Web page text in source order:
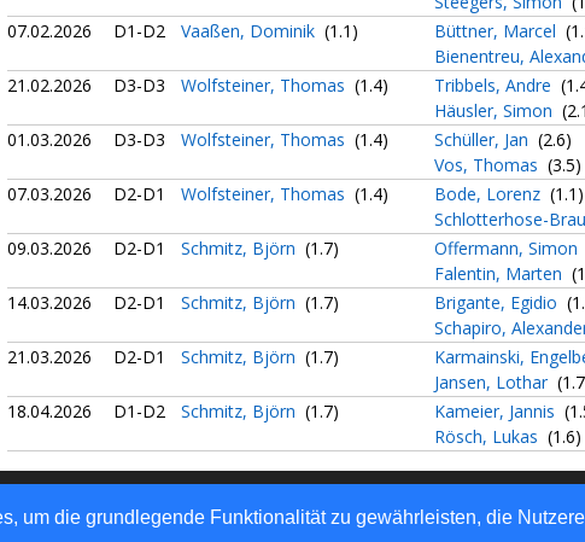
um die grundlegende Funktionalität zu gewährleisten, die
07.02.2026 D1-D2 Vaaßen, Dominik (1.1) Büttner, Marcel
Bienentreu,
21.02.2026 D3-D3 Wolfsteiner, Thomas (1.4) Tribbels, Andre
Häusler, Simon
01.03.2026 D3-D3 Wolfsteiner, Thomas (1.4) Schüller, Jan (2.6)
Vos, Thomas (3.5)
07.03.2026 D2-D1 Wolfsteiner, Thomas (1.4) Bode, Lorenz (1.1)
Schlotterhose-
09.03.2026 D2-D1 Schmitz, Björn (1.7) Offermann, Simon
Falentin, Marten
14.03.2026 D2-D1 Schmitz, Björn (1.7) Brigante, Egidio
Schapiro,
21.03.2026 D2-D1 Schmitz, Björn (1.7) Karmainski,
Jansen, Lothar
18.04.2026 D1-D2 Schmitz, Björn (1.7) Kameier, Jannis
Rösch, Lukas (1.6)
Für den Inhalt verantwortlich: Westdeutscher Tischtennis-Verband e.V.
© 1999-2026nu Datenautomaten GmbH - Automatisierte